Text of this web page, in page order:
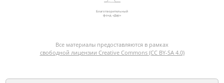
Благотворительный
фонд «Дар»
Все материалы предоставляются в рамках
свободной лицензии Creative Commons (CC BY-SA 4.0)